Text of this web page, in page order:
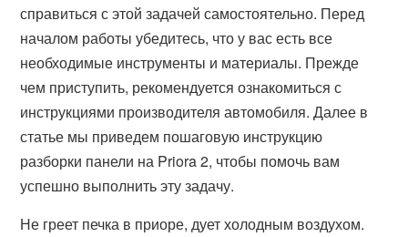
справиться с этой задачей самостоятельно. Перед
началом работы убедитесь, что у вас есть все
необходимые инструменты и материалы. Прежде
чем приступить, рекомендуется ознакомиться с
инструкциями производителя автомобиля. Далее в
статье мы приведем пошаговую инструкцию
разборки панели на Priora 2, чтобы помочь вам
успешно выполнить эту задачу.
Не греет печка в приоре, дует холодным воздухом.